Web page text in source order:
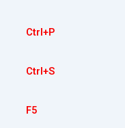
Ctrl+P
Ctrl+S
F5